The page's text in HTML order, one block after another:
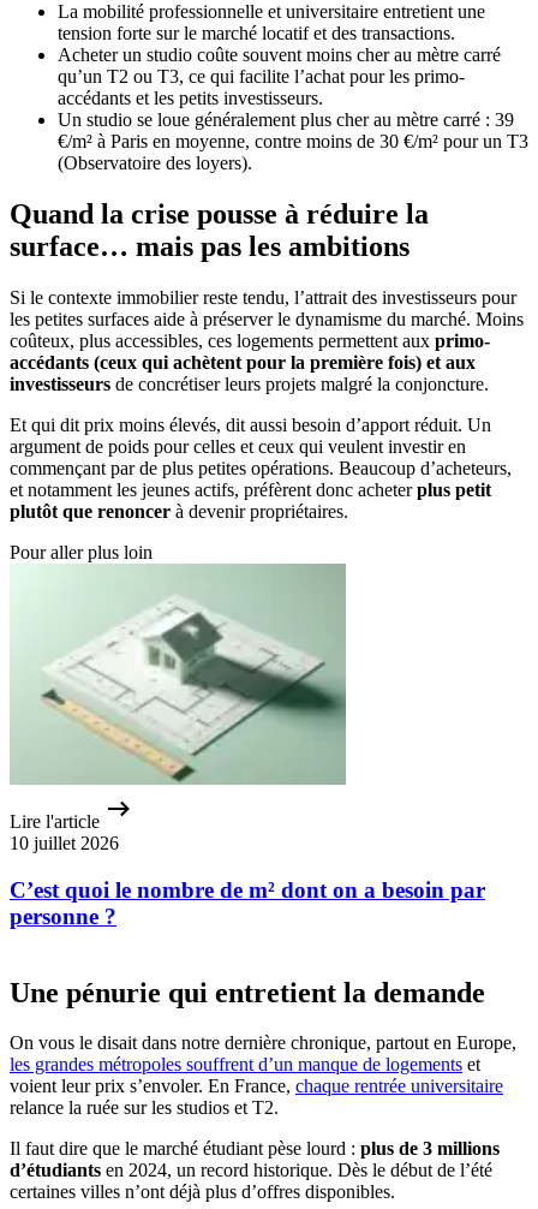
La mobilité professionnelle et universitaire entretient une
tension forte sur le marché locatif et des transactions.
Acheter un studio coûte souvent moins cher au mètre carré
qu’un T2 ou T3, ce qui facilite l’achat pour les primo-
accédants et les petits investisseurs.
Un studio se loue généralement plus cher au mètre carré : 39
€/m² à Paris en moyenne, contre moins de 30 €/m² pour un T3
(Observatoire des loyers).
Quand la crise pousse à réduire la
surface… mais pas les ambitions
Si le contexte immobilier reste tendu, l’attrait des investisseurs pour
les petites surfaces aide à préserver le dynamisme du marché. Moins
coûteux, plus accessibles, ces logements permettent aux primo-
accédants (ceux qui achètent pour la première fois) et aux
investisseurs de concrétiser leurs projets malgré la conjoncture.
Et qui dit prix moins élevés, dit aussi besoin d’apport réduit. Un
argument de poids pour celles et ceux qui veulent investir en
commençant par de plus petites opérations. Beaucoup d’acheteurs,
et notamment les jeunes actifs, préfèrent donc acheterplus petit
plutôt que renoncer à devenir propriétaires.
Pour aller plus loin
Lire l'article
10 juillet 2026
C’est quoi le nombre de m² dont on a besoin par
personne ?
Une pénurie qui entretient la demande
On vous le disait dans notre dernière chronique, partout en Europe,
les grandes métropoles souffrent d’un manque de logements et
voient leur prix s’envoler. En France, chaque rentrée universitaire
relance la ruée sur les studios et T2.
Il faut dire que le marché étudiant pèse lourd : plus de 3 millions
d’étudiants en 2024, un record historique. Dès le début de l’été
certaines villes n’ont déjà plus d’offres disponibles.